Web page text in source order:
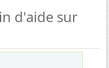
d'aide sur